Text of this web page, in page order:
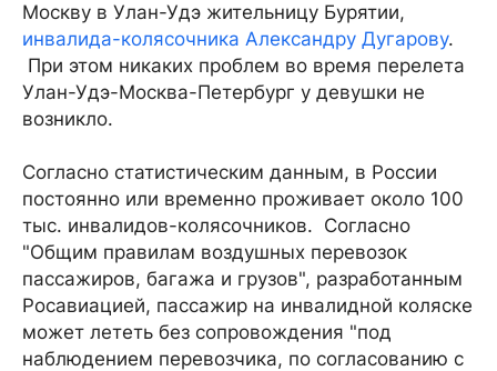
Москву в Улан-Удэ жительницу Бурятии,
инвалида-колясочника Александру Дугарову.
При этом никаких проблем во время перелета
Улан-Удэ-Москва-Петербург у девушки не
возникло.
Согласно статистическим данным, в России
постоянно или временно проживает около 100
тыс. инвалидов-колясочников. Согласно
"Общим правилам воздушных перевозок
пассажиров, багажа и грузов", разработанным
Росавиацией, пассажир на инвалидной коляске
может лететь без сопровождения "под
наблюдением перевозчика, по согласованию с